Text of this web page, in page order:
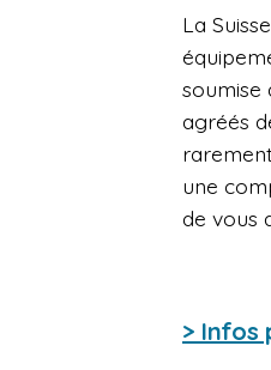
La
soumise
agréés
une
de vous
> Infos